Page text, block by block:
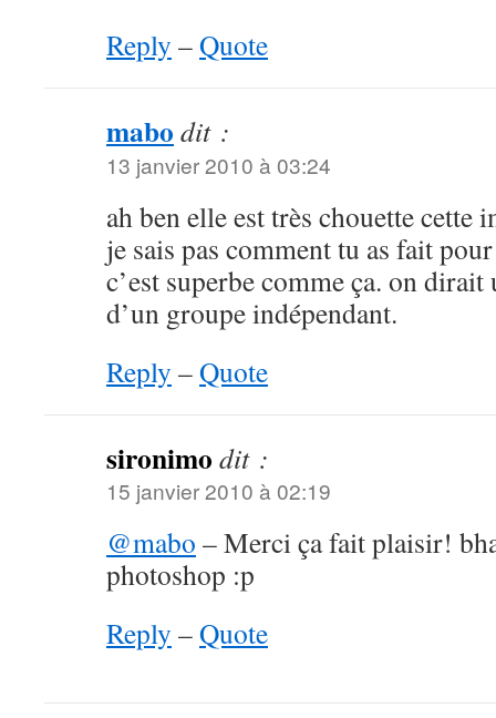
Reply –Quote
mabo dit :
13 janvier 2010 à 03:24
ah ben elle est très chouette cette
je sais pas comment tu as fait
c’est superbe comme ça. on
d’un groupe indépendant.
Reply –Quote
sironimo dit :
15 janvier 2010 à 02:19
@mabo – Merci ça fait plaisir!
photoshop :p
Reply –Quote